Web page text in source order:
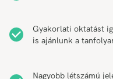
Gyakorlati oktatást
is ajánlunk a
Nagyobb létszámú